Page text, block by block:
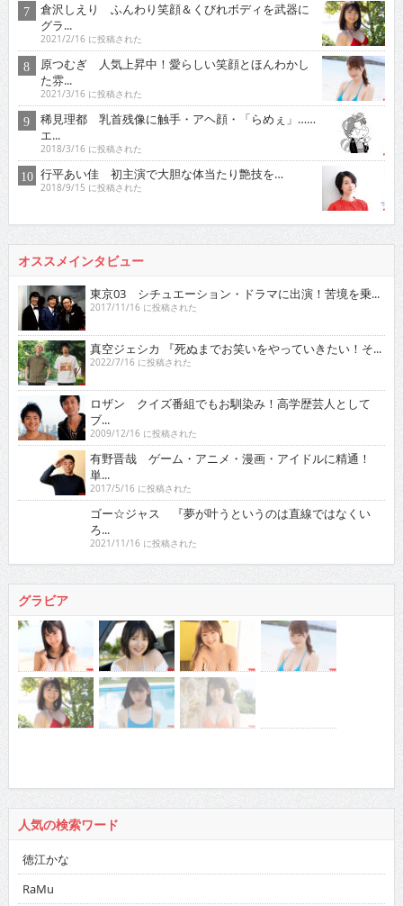
倉沢しえり ふんわり笑顔＆くびれボディを武器に
グラ...
2021/2/16 に投稿された
原つむぎ 人気上昇中！愛らしい笑顔とほんわかし
た雰...
2021/3/16 に投稿された
稀見理都 乳首残像に触手・アヘ顔・「らめぇ」……
エ...
2018/3/16 に投稿された
行平あい佳 初主演で大胆な体当たり艶技を…
2018/9/15 に投稿された
オススメインタビュー
東京03 シチュエーション・ドラマに出演！苦境を乗...
2017/11/16 に投稿された
真空ジェシカ 『死ぬまでお笑いをやっていきたい！そ...
2022/7/16 に投稿された
ロザン クイズ番組でもお馴染み！高学歴芸人として
ブ...
2009/12/16 に投稿された
有野晋哉 ゲーム・アニメ・漫画・アイドルに精通！
単...
2017/5/16 に投稿された
ゴー☆ジャス 『夢が叶うというのは直線ではなくい
ろ...
2021/11/16 に投稿された
グラビア
人気の検索ワード
徳江かな
RaMu